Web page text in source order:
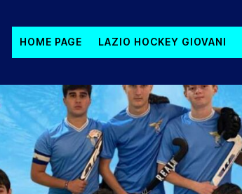
HOME PAGE LAZIO HOCKEY GIOVANI